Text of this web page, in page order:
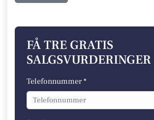
FÅ TRE GRATIS
SALGSVURDERINGER
Telefonnummer *